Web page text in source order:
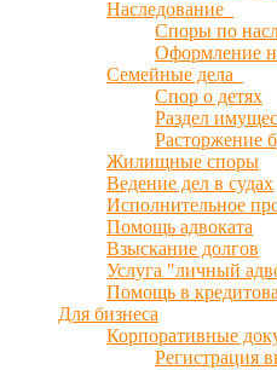
Наследование
Споры по
Оформление
Семейные дела
Спор о детях
Раздел
Расторжение
Жилищные споры
Ведение дел в судах
Исполнительное
Помощь адвоката
Взыскание долгов
Услуга "личный
Помощь в
Для бизнеса
Корпоративные
Регистрация